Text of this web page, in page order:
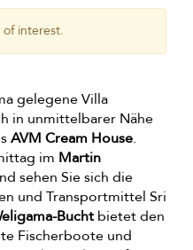
interest.
gelegene Villa
in unmittelbarer Nähe
AVM Cream House.
im Martin
sehen Sie sich die
und Transportmittel Sri
Bucht bietet den
Fischerboote und